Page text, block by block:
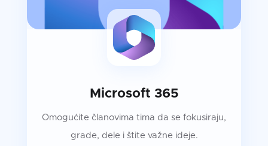
Microsoft 365
Omogućite članovima tima da se fokusiraju,
grade, dele i štite važne ideje.